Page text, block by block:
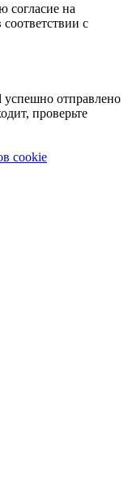
согласие на
с
отправлено
проверьте
cookie